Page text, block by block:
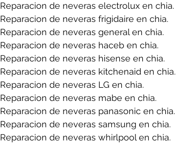
Reparacion de neveras electrolux en chia.
Reparacion de neveras frigidaire en chia.
Reparacion de neveras general en chia.
Reparacion de neveras haceb en chia.
Reparacion de neveras hisense en chia.
Reparacion de neveras kitchenaid en chia.
Reparacion de neveras LG en chia.
Reparacion de neveras mabe en chia.
Reparacion de neveras panasonic en chia.
Reparacion de neveras samsung en chia.
Reparacion de neveras whirlpool en chia.